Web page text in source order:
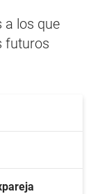
a los que
futuros